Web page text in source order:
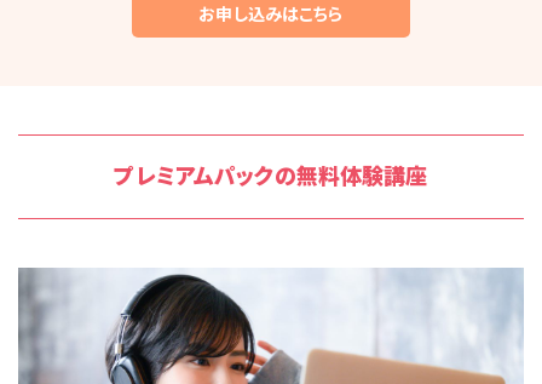
お申し込みはこちら
プレミアムパックの無料体験講座